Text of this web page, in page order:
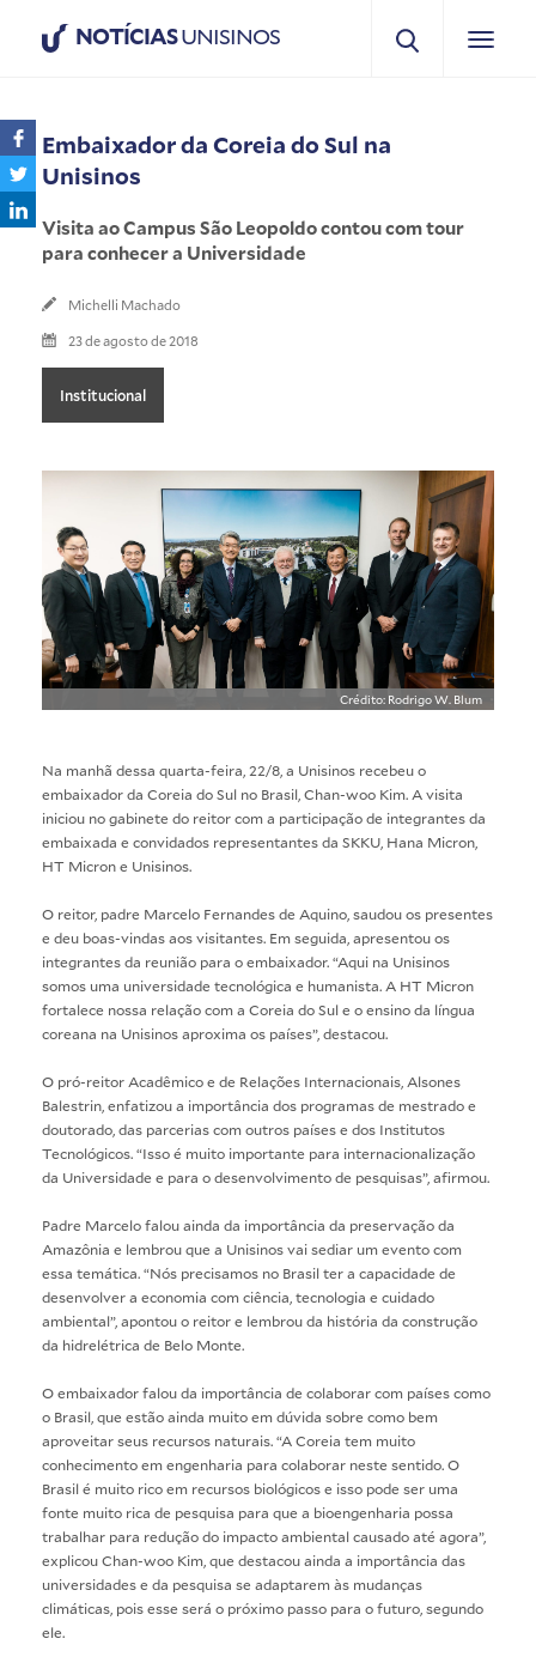
NOTÍCIASUNISINOS
Embaixador da Coreia do Sul na
Unisinos
Visita ao Campus São Leopoldo contou com tour
para conhecer a Universidade
Michelli Machado
23 de agosto de 2018
Institucional
Crédito: Rodrigo W. Blum
Na manhã dessa quarta-feira, 22/8, a Unisinos recebeu o
embaixador da Coreia do Sul no Brasil, Chan-woo Kim. A visita
iniciou no gabinete do reitor com a participação de integrantes da
embaixada e convidados representantes da SKKU, Hana Micron,
HT Micron e Unisinos.
O reitor, padre Marcelo Fernandes de Aquino, saudou os presentes
e deu boas-vindas aos visitantes. Em seguida, apresentou os
integrantes da reunião para o embaixador. “Aqui na Unisinos
somos uma universidade tecnológica e humanista. A HT Micron
fortalece nossa relação com a Coreia do Sul e o ensino da língua
coreana na Unisinos aproxima os países”, destacou.
O pró-reitor Acadêmico e de Relações Internacionais, Alsones
Balestrin, enfatizou a importância dos programas de mestrado e
doutorado, das parcerias com outros países e dos Institutos
Tecnológicos. “Isso é muito importante para internacionalização
da Universidade e para o desenvolvimento de pesquisas”, afirmou.
Padre Marcelo falou ainda da importância da preservação da
Amazônia e lembrou que a Unisinos vai sediar um evento com
essa temática. “Nós precisamos no Brasil ter a capacidade de
desenvolver a economia com ciência, tecnologia e cuidado
ambiental”, apontou o reitor e lembrou da história da construção
da hidrelétrica de Belo Monte.
O embaixador falou da importância de colaborar com países como
o Brasil, que estão ainda muito em dúvida sobre como bem
aproveitar seus recursos naturais. “A Coreia tem muito
conhecimento em engenharia para colaborar neste sentido. O
Brasil é muito rico em recursos biológicos e isso pode ser uma
fonte muito rica de pesquisa para que a bioengenharia possa
trabalhar para redução do impacto ambiental causado até agora”,
explicou Chan-woo Kim, que destacou ainda a importância das
universidades e da pesquisa se adaptarem às mudanças
climáticas, pois esse será o próximo passo para o futuro, segundo
ele.